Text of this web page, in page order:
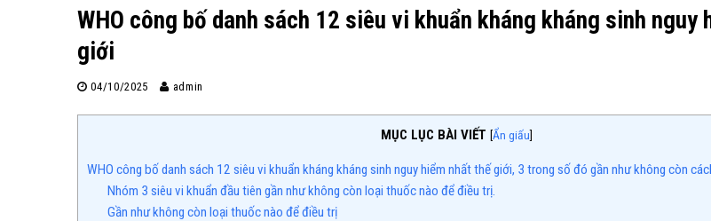
WHO công bố danh sách 12 siêu vi khuẩn kháng kháng sinh nguy
giới
04/10/2025 admin
MỤC LỤC BÀI VIẾT [Ẩn giấu]
WHO công bố danh sách 12 siêu vi khuẩn kháng kháng sinh nguy hiểm nhất thế giới, 3 trong số đó gần như không còn
Nhóm 3 siêu vi khuẩn đầu tiên gần như không còn loại thuốc nào để điều trị.
Gần như không còn loại thuốc nào để điều trị